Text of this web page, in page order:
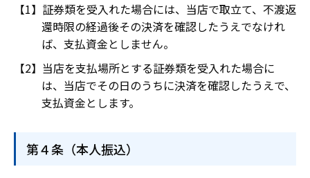
証券類を受入れた場合には、当店で取立て、不渡返
還時限の経過後その決済を確認したうえでなけれ
ば、支払資金としません。
当店を支払場所とする証券類を受入れた場合に
は、当店でその日のうちに決済を確認したうえで、
支払資金とします。
第４条（本人振込）